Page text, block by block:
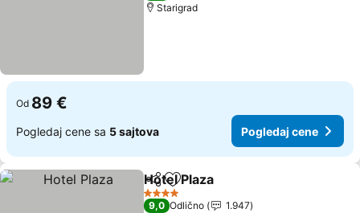
Starigrad
Od 89 €
Pogledaj cene sa 5 sajtova Pogledaj cene
Deli Dodati u favorite
Hotel Plaza
4 Zvezdice
9,0 Odlično
1.947